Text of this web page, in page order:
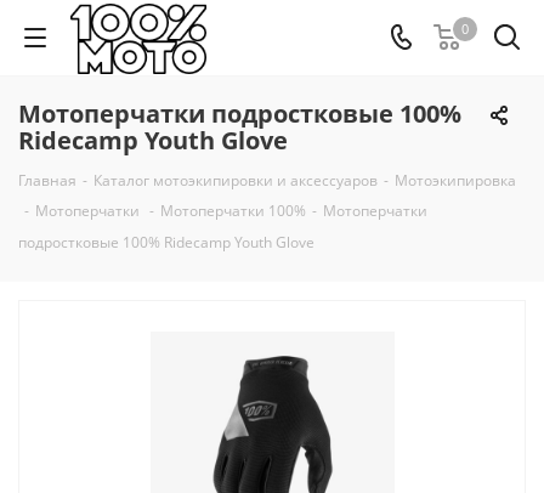
0
Мотоперчатки подростковые 100%
Ridecamp Youth Glove
Главная - Каталог мотоэкипировки и аксессуаров - Мотоэкипировка
- Мотоперчатки - Мотоперчатки 100% - Мотоперчатки
подростковые 100% Ridecamp Youth Glove